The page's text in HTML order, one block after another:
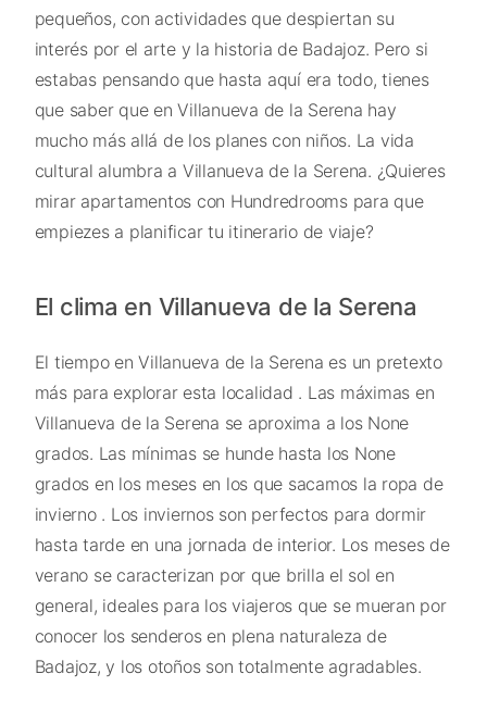
pequeños, con actividades que despiertan su
interés por el arte y la historia de Badajoz. Pero si
estabas pensando que hasta aquí era todo, tienes
que saber que en Villanueva de la Serena hay
mucho más allá de los planes con niños. La vida
cultural alumbra a Villanueva de la Serena. ¿Quieres
mirar apartamentos con Hundredrooms para que
empiezes a planificar tu itinerario de viaje?
El clima en Villanueva de la Serena
El tiempo en Villanueva de la Serena es un pretexto
más para explorar esta localidad . Las máximas en
Villanueva de la Serena se aproxima a los None
grados. Las mínimas se hunde hasta los None
grados en los meses en los que sacamos la ropa de
invierno . Los inviernos son perfectos para dormir
hasta tarde en una jornada de interior. Los meses de
verano se caracterizan por que brilla el sol en
general, ideales para los viajeros que se mueran por
conocer los senderos en plena naturaleza de
Badajoz, y los otoños son totalmente agradables.